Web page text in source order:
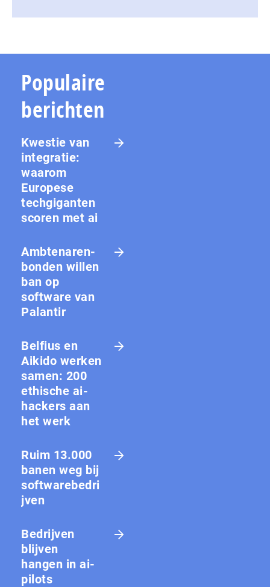
Populaire
berichten
Kwestie van
integratie:
waarom
Europese
techgiganten
scoren met ai
Amb­te­na­ren­
bon­den willen
ban op
software van
Palantir
Belfius en
Aikido werken
samen: 200
ethische ai-
hackers aan
het werk
Ruim 13.000
banen weg bij
softwarebedri
jven
Bedrijven
blijven
hangen in ai-
pilots